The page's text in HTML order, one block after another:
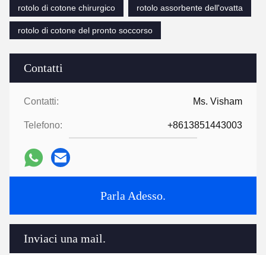
Contatti
Contatti: Ms. Visham
Telefono: +8613851443003
Parla Adesso.
Inviaci una mail.
rotolo di cotone chirurgico
rotolo assorbente dell'ovatta
rotolo di cotone del pronto soccorso